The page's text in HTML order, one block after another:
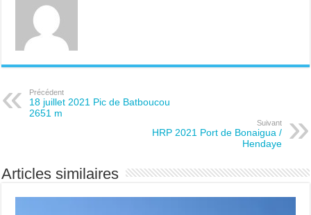
Précédent
18 juillet 2021 Pic de Batboucou
2651 m
Suivant
HRP 2021 Port de Bonaigua /
Hendaye
Articles similaires